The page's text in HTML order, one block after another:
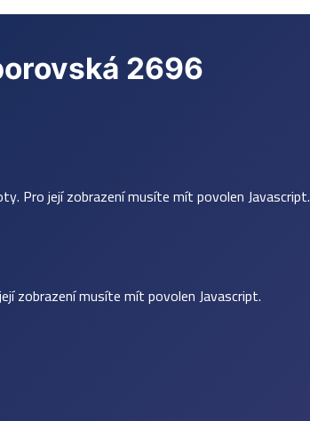
2696
Pro její zobrazení musíte mít povolen Javascript.
zobrazení musíte mít povolen Javascript.